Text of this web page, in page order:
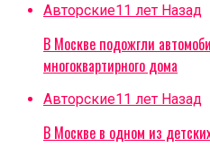
Авторские11 лет Назад
В Москве подожгли
многоквартирного дома
Авторские11 лет Назад
В Москве в одном из